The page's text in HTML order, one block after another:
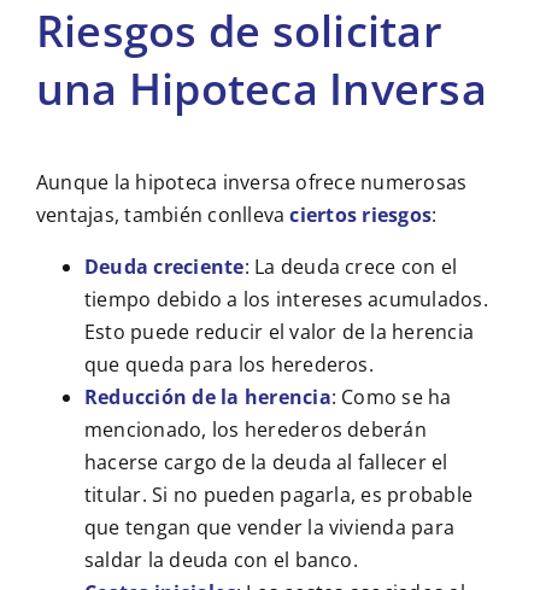
Riesgos de solicitar
una Hipoteca Inversa
Aunque la hipoteca inversa ofrece numerosas
ventajas, también conllevaciertos riesgos:
Deuda creciente: La deuda crece con el
tiempo debido a los intereses acumulados.
Esto puede reducir el valor de la herencia
que queda para los herederos.
Reducción de la herencia: Como se ha
mencionado, los herederos deberán
hacerse cargo de la deuda al fallecer el
titular. Si no pueden pagarla, es probable
que tengan que vender la vivienda para
saldar la deuda con el banco.